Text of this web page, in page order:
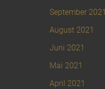
September 2021
August 2021
Juni 2021
Mai 2021
April 2021